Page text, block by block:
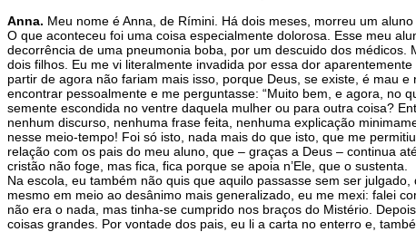
Anna. Meu nome é Anna, de Rímini. Há dois meses, morreu um
O que aconteceu foi uma coisa especialmente dolorosa. Esse meu
decorrência de uma pneumonia boba, por um descuido dos
dois filhos. Eu me vi literalmente invadida por essa dor
partir de agora não fariam mais isso, porque Deus, se existe, é mau
encontrar pessoalmente e me perguntasse: “Muito bem, e agora, no
semente escondida no ventre daquela mulher ou para outra coisa?
nenhum discurso, nenhuma frase feita, nenhuma explicação
nesse meio-tempo! Foi só isto, nada mais do que isto, que me
relação com os pais do meu aluno, que – graças a Deus – continua
cristão não foge, mas fica, fica porque se apoia n’Ele, que o sustenta.
Na escola, eu também não quis que aquilo passasse sem ser
mesmo em meio ao desânimo mais generalizado, eu me mexi: falei
não era o nada, mas tinha-se cumprido nos braços do Mistério.
coisas grandes. Por vontade dos pais, eu li a carta no enterro e,